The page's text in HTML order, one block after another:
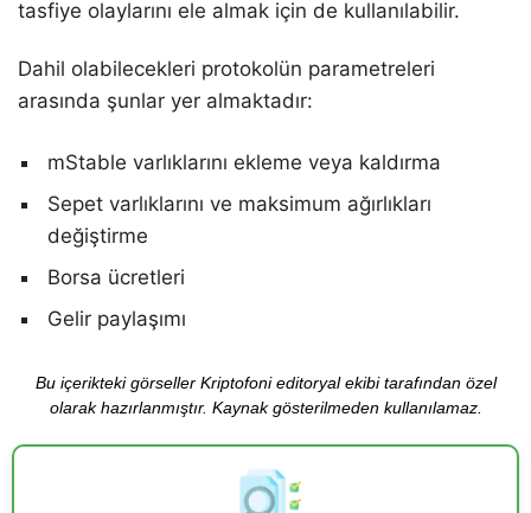
tasfiye olaylarını ele almak için de kullanılabilir.
Dahil olabilecekleri protokolün parametreleri
arasında şunlar yer almaktadır:
mStable varlıklarını ekleme veya kaldırma
Sepet varlıklarını ve maksimum ağırlıkları
değiştirme
Borsa ücretleri
Gelir paylaşımı
Bu içerikteki görseller Kriptofoni editoryal ekibi tarafından özel
olarak hazırlanmıştır. Kaynak gösterilmeden kullanılamaz.